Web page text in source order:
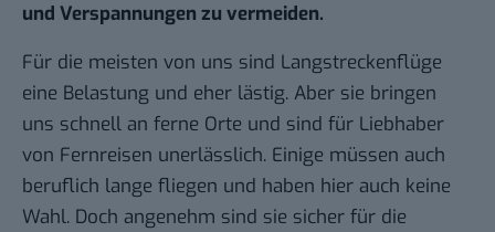
und Verspannungen zu vermeiden.
Für die meisten von uns sind Langstreckenflüge
eine Belastung und eher lästig. Aber sie bringen
uns schnell an ferne Orte und sind für Liebhaber
von Fernreisen unerlässlich. Einige müssen auch
beruflich lange fliegen und haben hier auch keine
Wahl. Doch angenehm sind sie sicher für die